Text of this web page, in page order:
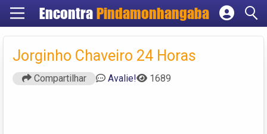
Encontra Pindamonhangaba
Cadastrar empresa
Criar conta
Jorginho Chaveiro 24 Horas
Compartilhar Avalie! 1689